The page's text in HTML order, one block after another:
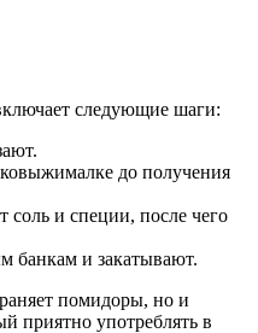
следующие шаги:
до получения
соль и специи, после чего
банкам и закатывают.
помидоры, но и
приятно употреблять в